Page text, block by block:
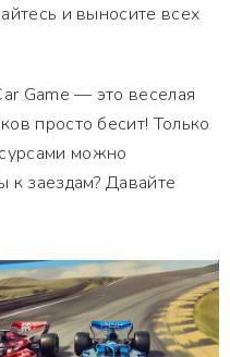
и выносите всех
Game — это веселая
просто бесит! Только
можно
к заездам? Давайте